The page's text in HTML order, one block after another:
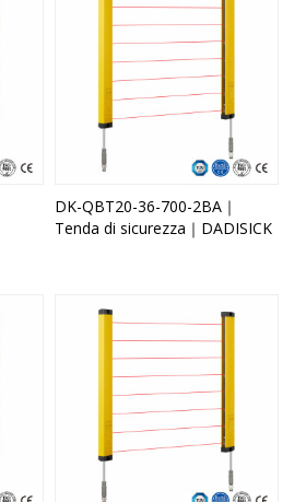
DK-QBT20-36-700-2BA｜
Tenda di sicurezza｜DADISICK